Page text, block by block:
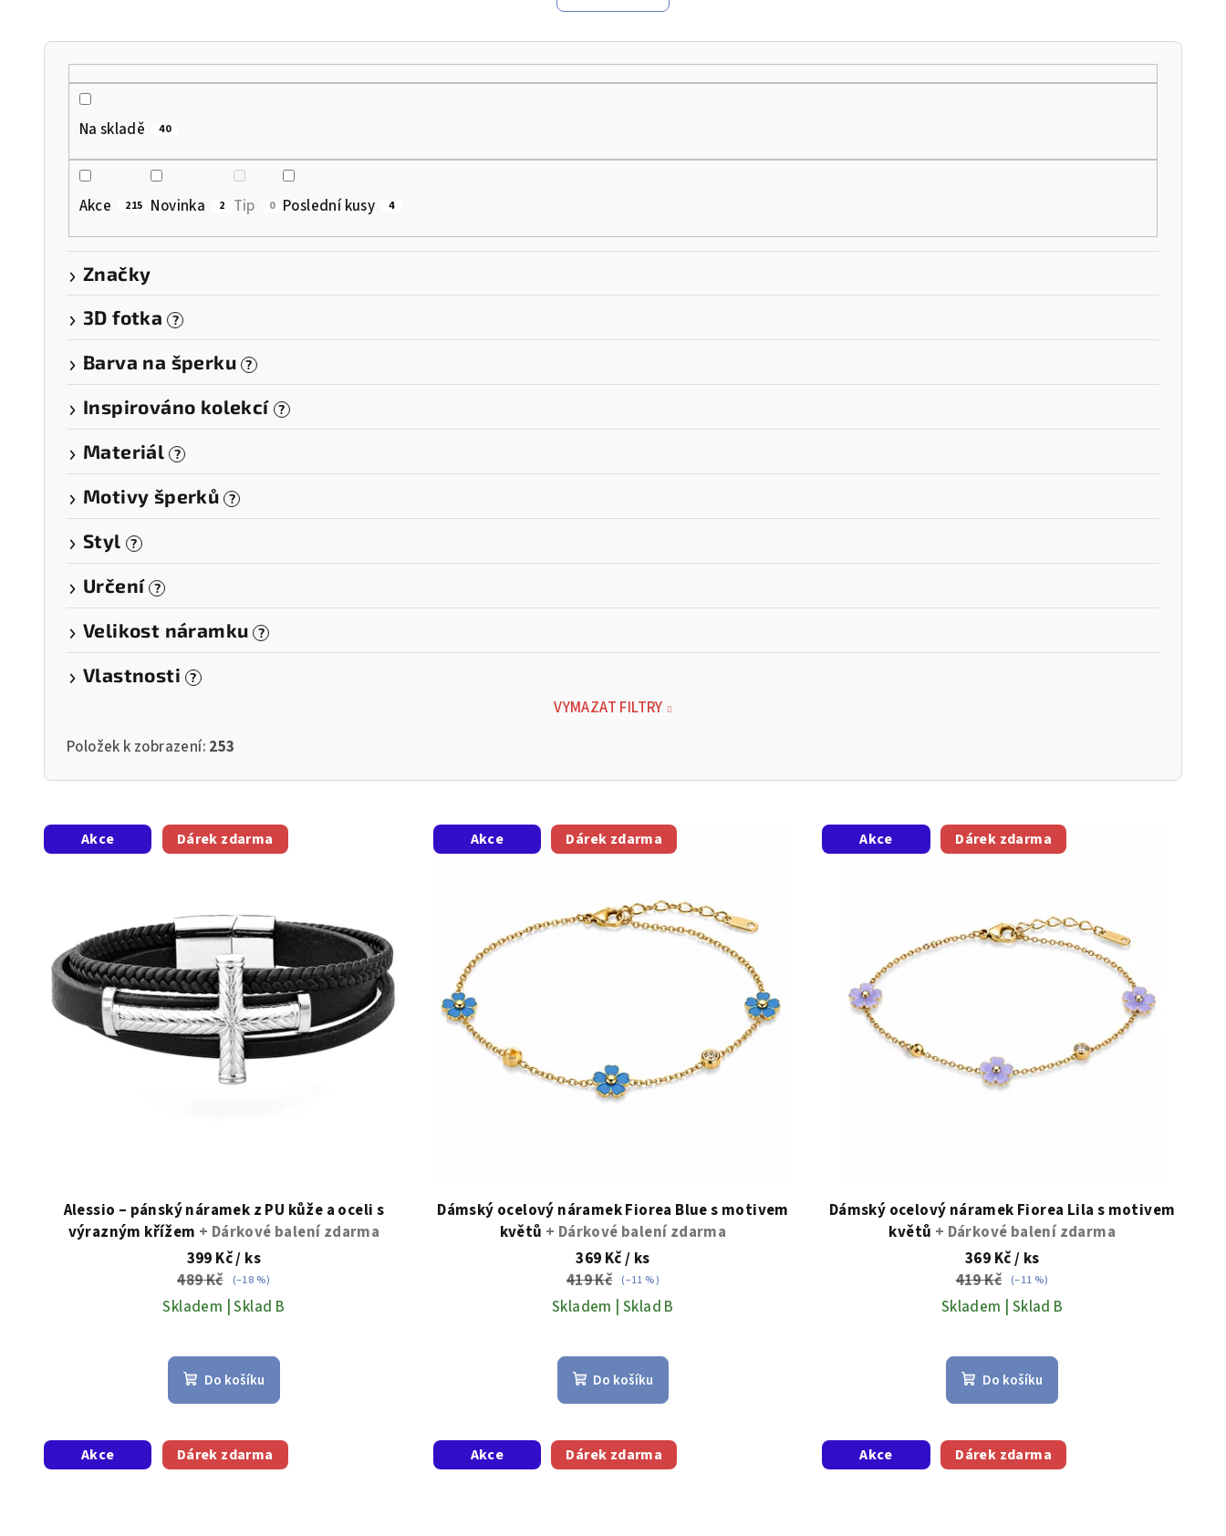
Na skladě 40
Akce 215 Novinka 2 Tip 0 Poslední kusy 4
Značky
3D fotka
?
Barva na šperku ?
Inspirováno kolekcí ?
Materiál ?
Motivy šperků ?
Styl ?
Určení ?
Velikost náramku ?
Vlastnosti ?
VYMAZAT FILTRY
Položek k zobrazení: 253
V
ý
s
p
Akce Dárek zdarma
Alessio – pánský náramek z PU kůže a oceli s
výrazným křížem + Dárkové balení zdarma
399 Kč/ ks
489 Kč
(–18 %)
Skladem | Sklad B
Do košíku
Akce Dárek zdarma
Dámský ocelový náramek Fiorea Blue s motivem
květů + Dárkové balení zdarma
369 Kč/ ks
419 Kč (–11 %)
Skladem | Sklad B
Do košíku
Akce Dárek zdarma
Dámský ocelový náramek Fiorea Lila s motivem
květů + Dárkové balení zdarma
369 Kč/ ks
419 Kč (–11 %)
Skladem | Sklad B
Do košíku
Akce Dárek zdarma Akce Dárek zdarma Akce Dárek zdarma